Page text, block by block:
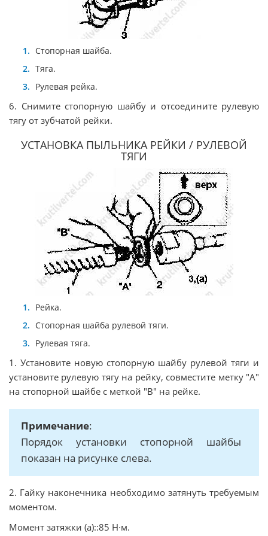
Стопорная шайба.
Тяга.
Рулевая рейка.
6. Снимите стопорную шайбу и отсоедините рулевую
тягу от зубчатой рейки.
УСТАНОВКА ПЫЛЬНИКА РЕЙКИ / РУЛЕВОЙ
ТЯГИ
Рейка.
Стопорная шайба рулевой тяги.
Рулевая тяга.
1. Установите новую стопорную шайбу рулевой тяги и
установите рулевую тягу на рейку, совместите метку "A"
на стопорной шайбе с меткой "B" на рейке.
Примечание:
Порядок установки стопорной шайбы
показан на рисунке слева.
2. Гайку наконечника необходимо затянуть требуемым
моментом.
Момент затяжки (a)::85 Н∙м.